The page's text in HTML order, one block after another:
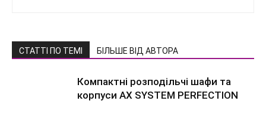
СТАТТІ ПО ТЕМІ БІЛЬШЕ ВІД АВТОРА
Компактні розподільчі шафи та
корпуси AX SYSTEM PERFECTION